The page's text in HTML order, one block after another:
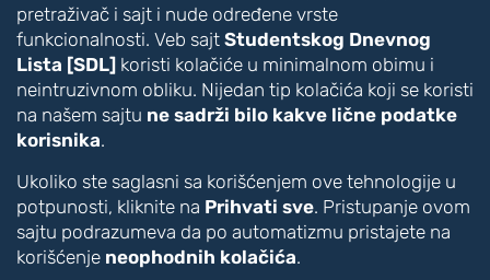
pretraživač i sajt i nude određene vrste
funkcionalnosti. Veb sajt Studentskog Dnevnog
Lista [SDL] koristi kolačiće u minimalnom obimu i
neintruzivnom obliku. Nijedan tip kolačića koji se koristi
na našem sajtu ne sadrži bilo kakve lične podatke
korisnika.
Ukoliko ste saglasni sa korišćenjem ove tehnologije u
potpunosti, kliknite na Prihvati sve. Pristupanje ovom
sajtu podrazumeva da po automatizmu pristajete na
korišćenje neophodnih kolačića.
Disleksija [CTRL + ALT + D]
Boje i kontrast
Inverzne boje
Monohromatski prikaz
Vizuelna pomagala
Akcentovani linkovi [CTRL + ALT + U]
Veliki pokazivač [CTRL + ALT + C]
Vodič za čitanje [CTRL + ALT + R]
Čitač [CTRL + ALT + V]